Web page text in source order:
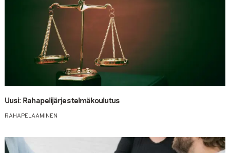
Uusi: Rahapelijärjestelmäkoulutus
RAHAPELAAMINEN